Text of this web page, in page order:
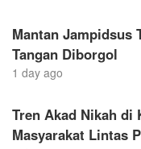
Mantan Jampidsus
Tangan Diborgol
1 day ago
Tren Akad Nikah di
Masyarakat Lintas